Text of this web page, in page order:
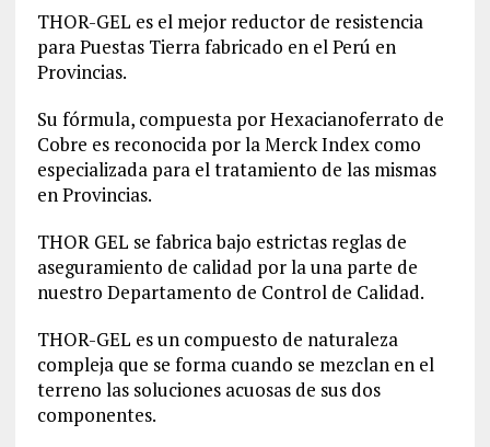
THOR-GEL es el mejor reductor de resistencia
para Puestas Tierra fabricado en el Perú en
Provincias.
Su fórmula, compuesta por Hexacianoferrato de
Cobre es reconocida por la Merck Index como
especializada para el tratamiento de las mismas
en Provincias.
THOR GEL se fabrica bajo estrictas reglas de
aseguramiento de calidad por la una parte de
nuestro Departamento de Control de Calidad.
THOR-GEL es un compuesto de naturaleza
compleja que se forma cuando se mezclan en el
terreno las soluciones acuosas de sus dos
componentes.